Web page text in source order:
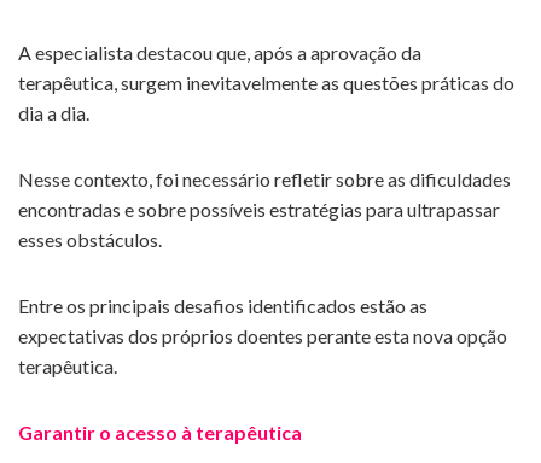
A especialista destacou que, após a aprovação da
terapêutica, surgem inevitavelmente as questões práticas do
dia a dia.
Nesse contexto, foi necessário refletir sobre as dificuldades
encontradas e sobre possíveis estratégias para ultrapassar
esses obstáculos.
Entre os principais desafios identificados estão as
expectativas dos próprios doentes perante esta nova opção
terapêutica.
Garantir o acesso à terapêutica